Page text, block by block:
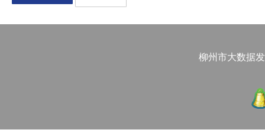
柳州市大数据